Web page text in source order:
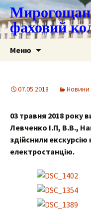
фаховий
Меню
07.05.2018 Новини
03 травня 2018 року
Левченко І.П, В.В.,
здійснили
електростанцію.